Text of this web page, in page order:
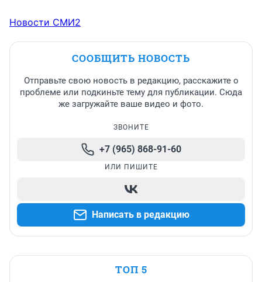
Новости СМИ2
СООБЩИТЬ НОВОСТЬ
Отправьте свою новость в редакцию, расскажите о
проблеме или подкиньте тему для публикации. Сюда
же загружайте ваше видео и фото.
ЗВОНИТЕ
+7 (965) 868-91-60
ИЛИ ПИШИТЕ
Написать в редакцию
ТОП 5